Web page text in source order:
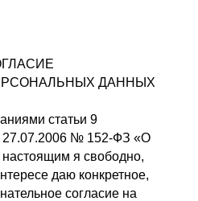
ДАННЫХ
статьи 9
27.07.2006 № 152-ФЗ «О
я свободно,
даю конкретное,
согласие на